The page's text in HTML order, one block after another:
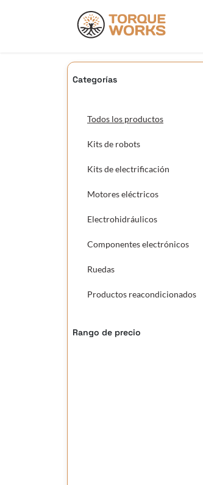
Categorías
Todos los productos
Kits de robots
Kits de electrificación
Motores eléctricos
Electrohidráulicos
Componentes electrónicos
Ruedas
Productos reacondicionados
Rango de precio